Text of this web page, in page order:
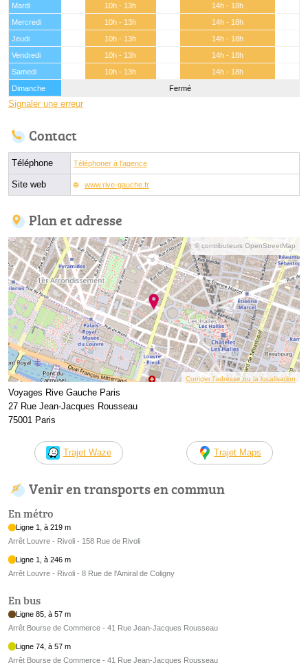
Mardi
10h - 13h
14h - 18h
Mercredi
10h - 13h
14h - 18h
Jeudi
10h - 13h
14h - 18h
Vendredi
10h - 13h
14h - 18h
Samedi
10h - 13h
14h - 18h
Dimanche
Fermé
Signaler une erreur
Contact
Téléphone Téléphoner à l'agence
Site web www.rive-gauche.fr
Plan et adresse
© contributeurs OpenStreetMap
Corriger l’adresse ou la localisation
Voyages Rive Gauche Paris
27 Rue Jean-Jacques Rousseau
75001 Paris
Trajet Waze Trajet Maps
Venir en transports en commun
En métro
Ligne 1, à 219 m
Arrêt Louvre - Rivoli - 158 Rue de Rivoli
Ligne 1, à 246 m
Arrêt Louvre - Rivoli - 8 Rue de l'Amiral de Coligny
En bus
Ligne 85, à 57 m
Arrêt Bourse de Commerce - 41 Rue Jean-Jacques Rousseau
Ligne 74, à 57 m
Arrêt Bourse de Commerce - 41 Rue Jean-Jacques Rousseau